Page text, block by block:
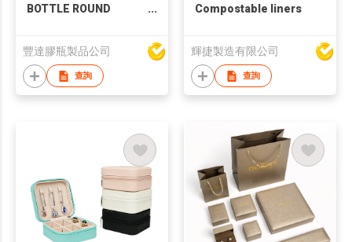
BOTTLE ROUND
豐達膠瓶製品公司
查詢
Compostable liners
輝捷製造有限公司
查詢